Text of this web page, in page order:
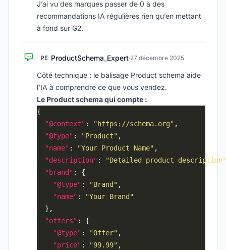
J’ai vu des marques passer de 0 à des
recommandations IA régulières rien qu’en mettant
à fond sur G2.
PE ProductSchema_Expert·27 décembre 2025
Côté technique : le balisage Product schema aide
l’IA à comprendre ce que vous vendez.
Le Product schema qui compte :
"@context" : "https://schema.org"
"@type" : "Product"
"name" : "Your Product Name"
"description" :
"Detailed product description"
"brand"
"@type" : "Brand"
"name" :
"Your Brand"
"offers"
"@type" : "Offer"
"price" : "99.99"